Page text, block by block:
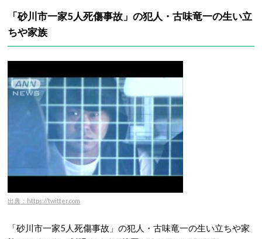
「砂川市一家5人死傷事故」の犯人・古味竜一の生い立
ちや家族
出典：https://twitter.com
「砂川市一家5人死傷事故」の犯人・古味竜一の生い立ちや家